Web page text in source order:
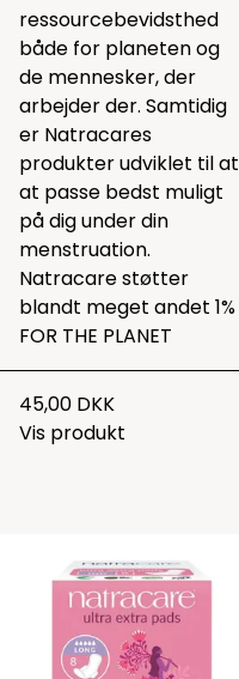
ressourcebevidsthed
både for planeten og
de mennesker, der
arbejder der. Samtidig
er Natracares
produkter udviklet til at
at passe bedst muligt
på dig under din
menstruation.
Natracare støtter
blandt meget andet 1%
FOR THE PLANET
45,00 DKK
Vis produkt